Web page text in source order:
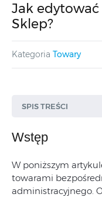
Jak
Sklep?
Kategoria Towary
SPIS TREŚCI
Wstęp
W poniższym
towarami
administracyjnego.